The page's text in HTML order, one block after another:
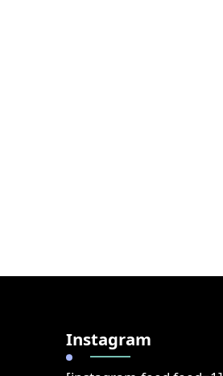
Instagram